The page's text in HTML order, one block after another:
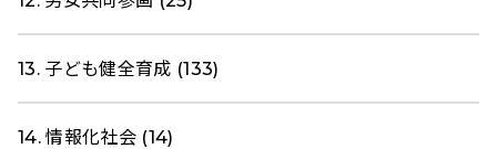
13. 子ども健全育成 (133)
14. 情報化社会 (14)